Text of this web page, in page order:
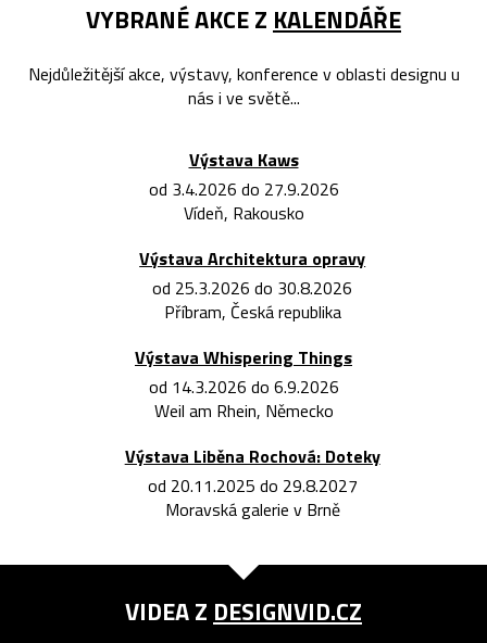
VYBRANÉ AKCE Z KALENDÁŘE
Nejdůležitější akce, výstavy, konference v oblasti designu u
nás i ve světě...
Výstava Kaws
od 3.4.2026 do 27.9.2026
Vídeň, Rakousko
Výstava Architektura opravy
od 25.3.2026 do 30.8.2026
Příbram, Česká republika
Výstava Whispering Things
od 14.3.2026 do 6.9.2026
Weil am Rhein, Německo
Výstava Liběna Rochová: Doteky
od 20.11.2025 do 29.8.2027
Moravská galerie v Brně
VIDEA Z DESIGNVID.CZ